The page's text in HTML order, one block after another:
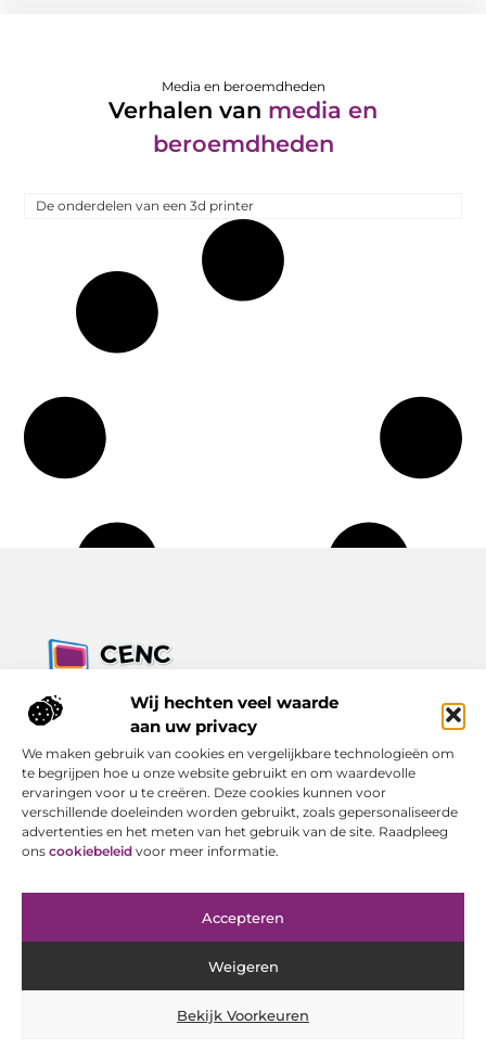
Wij hechten veel waarde
aan uw privacy
We maken gebruik van cookies en vergelijkbare technologieën om
te begrijpen hoe u onze website gebruikt en om waardevolle
ervaringen voor u te creëren. Deze cookies kunnen voor
verschillende doeleinden worden gebruikt, zoals gepersonaliseerde
advertenties en het meten van het gebruik van de site. Raadpleeg
ons cookiebeleid voor meer informatie.
Accepteren
Weigeren
Bekijk Voorkeuren
Media en beroemdheden
Verhalen van media en
beroemdheden
De onderdelen van een 3d printer
Jouw bron voor inzichten, tips en nieuws uit de digitale
Ontdek alles wat je moet weten over het dagelijks leven, met
een focus op praktische adviezen en actuele trends.
Bericht categorie
Onze informatie
Cookiebeleid (EU)